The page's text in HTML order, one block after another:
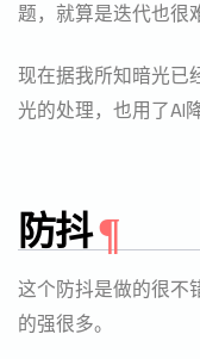
题，就算是迭代也很
现在据我所知暗光已
光的处理，也用了AI
防抖
这个防抖是做的很不
的强很多。